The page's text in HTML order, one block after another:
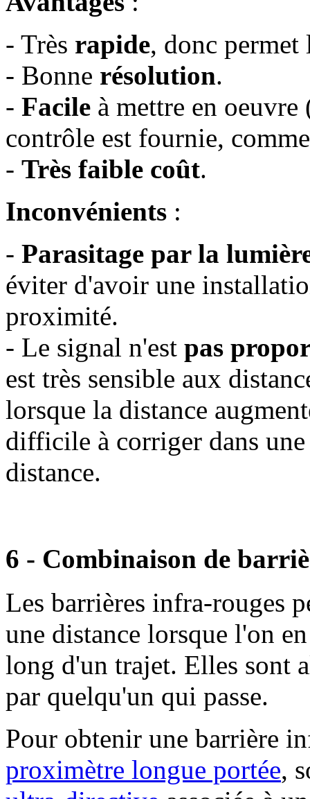
- Très rapide, donc
- Bonne résolution.
- Facile à mettre en
contrôle est fournie,
- Très faible coût.
Inconvénients :
- Parasitage par la
éviter d'avoir une
proximité.
- Le signal n'est pas
est très sensible aux
lorsque la distance
difficile à corriger dans
distance.
6 - Combinaison de
Les barrières infra-rouges
une distance lorsque l'on
long d'un trajet. Elles sont
par quelqu'un qui passe.
Pour obtenir une barrière
proximètre longue portée,